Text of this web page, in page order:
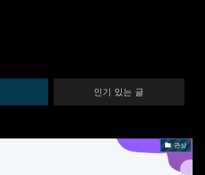
인기 있는 글
관상